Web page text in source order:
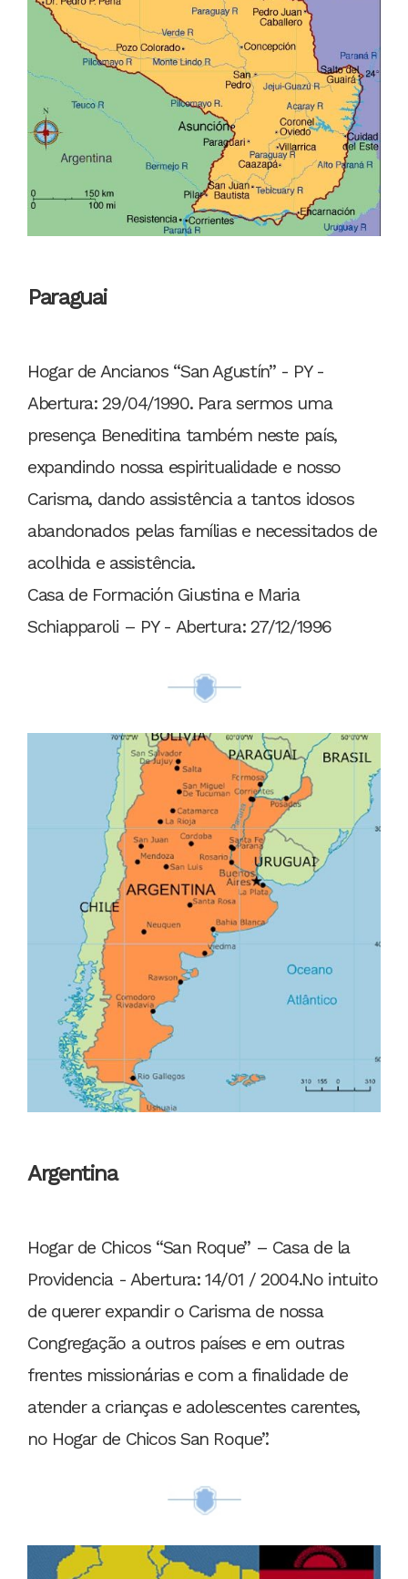
Paraguai
Hogar de Ancianos “San Agustín” - PY -
Abertura: 29/04/1990. Para sermos uma
presença Beneditina também neste país,
expandindo nossa espiritualidade e nosso
Carisma, dando assistência a tantos idosos
abandonados pelas famílias e necessitados de
acolhida e assistência.
Casa de Formación Giustina e Maria
Schiapparoli – PY - Abertura: 27/12/1996
Argentina
Hogar de Chicos “San Roque” – Casa de la
Providencia - Abertura: 14/01 / 2004.No intuito
de querer expandir o Carisma de nossa
Congregação a outros países e em outras
frentes missionárias e com a finalidade de
atender a crianças e adolescentes carentes,
no Hogar de Chicos San Roque”.